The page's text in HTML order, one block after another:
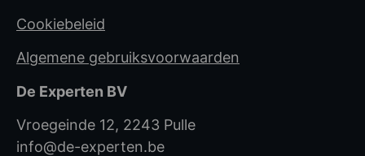
Cookiebeleid
Algemene gebruiksvoorwaarden
De Experten BV
Vroegeinde 12, 2243 Pulle
info@de-experten.be